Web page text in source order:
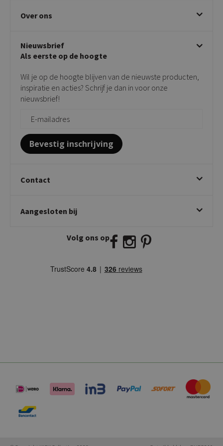
Klachtafhandeling
Privacy policy
Draaibare eetkamerstoelen
Taupe stoelen
Tuinstoelen
Bijzettafels
Over ons
Showroom
Contact
Onderhoudsproducten
Vloerbescherming
Giftcards
Nieuwsbrief
Als eerste op de hoogte
Wil je op de hoogte blijven van de nieuwste producten,
inspiratie en acties? Schrijf je dan in voor onze
nieuwsbrief!
Bevestig inschrijving
Contact
Twijnstraweg 2
info@kickcollection.nl
Aangesloten bij
Volg ons op